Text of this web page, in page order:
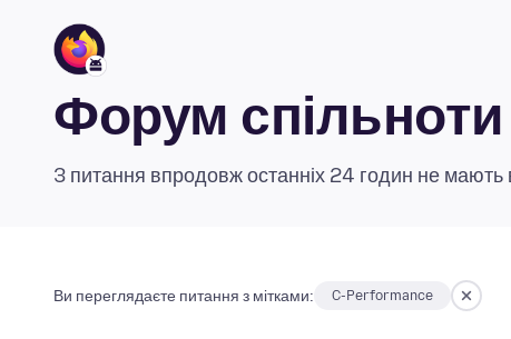
Форум
3 питання впродовж останніх 24 годин не мають
Ви переглядаєте питання з мітками: C-Performance